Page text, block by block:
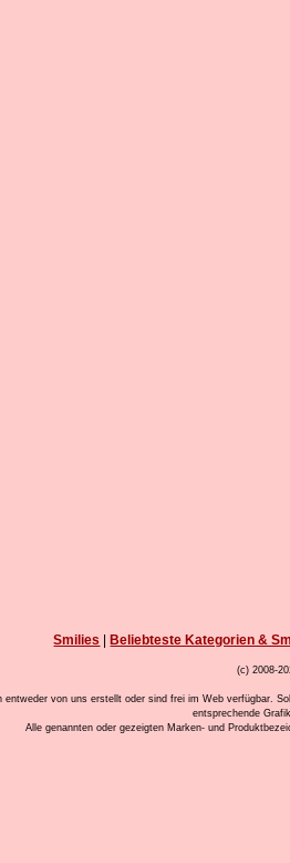
Smilies Beliebteste Kategorien &
(c) 2008-
entweder von uns erstellt oder sind frei im Web verfügbar.
entsprechende
Alle genannten oder gezeigten Marken- und